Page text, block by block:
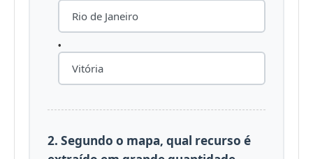
Rio de Janeiro
Vitória
2. Segundo o mapa, qual recurso é